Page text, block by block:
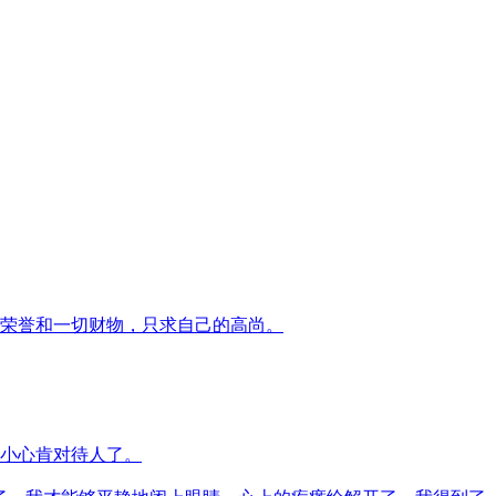
誉和一切财物，只求自己的高尚。
心肯对待人了。